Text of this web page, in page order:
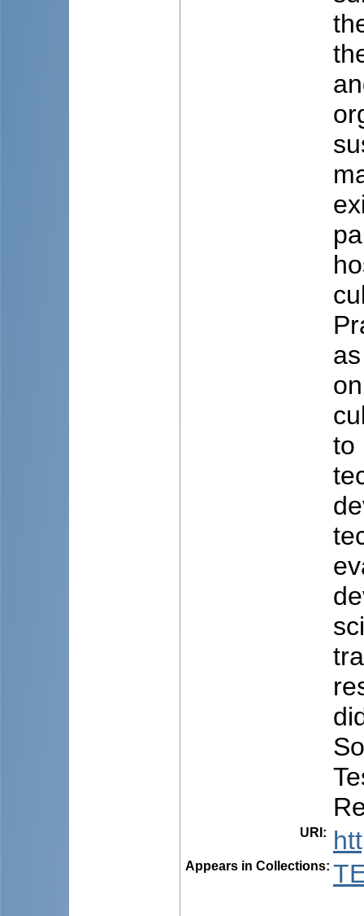
to
URI :
Appears in Collections: